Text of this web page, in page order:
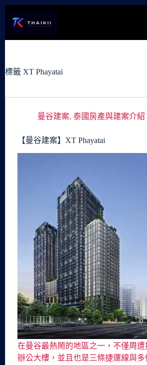
容
標籤 XT Phayatai
曼谷建案, 泰國房產與建案介紹
【曼谷建案】XT Phayatai
在曼谷最熱鬧的地區之一，不僅周遭
辦公大樓，並且也是三條捷運線與